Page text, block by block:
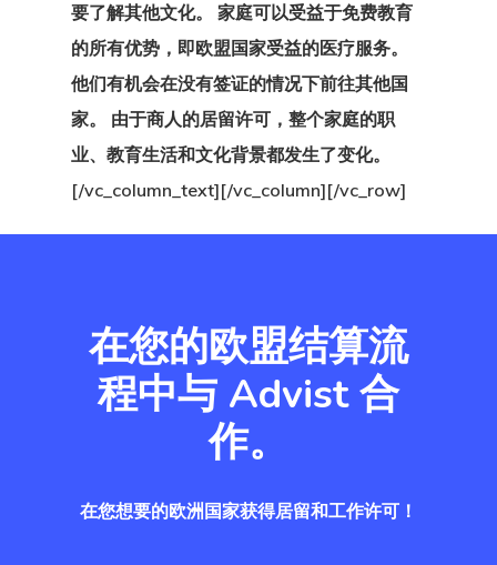
要了解其他文化。 家庭可以受益于免费教育
的所有优势，即欧盟国家受益的医疗服务。
他们有机会在没有签证的情况下前往其他国
家。 由于商人的居留许可，整个家庭的职
业、教育生活和文化背景都发生了变化。
[/vc_column_text][/vc_column][/vc_row]
在您的欧盟结算流
程中与 Advist 合
作。
在您想要的欧洲国家获得居留和工作许可！
爱沙尼亚个人
者计划
爱沙尼亚创业
计划
爱沙尼亚博客
芬兰
芬兰创业签证
企业签证